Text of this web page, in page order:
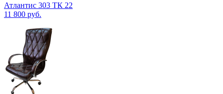
Атлантис 303 ТК 22
11 800 руб.